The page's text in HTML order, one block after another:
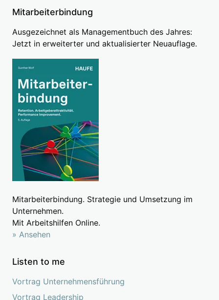
Mitarbeiterbindung
Ausgezeichnet als Managementbuch des Jahres:
Jetzt in erweiterter und aktualisierter Neuauflage.
Mitarbeiterbindung. Strategie und Umsetzung im
Unternehmen.
Mit Arbeitshilfen Online.
» Ansehen
Listen to me
Vortrag Unternehmensführung
Vortrag Leadership